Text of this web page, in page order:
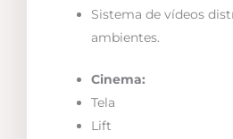
Sistema de vídeos
ambientes.
Cinema:
Tela
Lift